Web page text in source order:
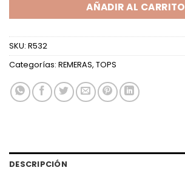
AÑADIR AL CARRITO
SKU: R532
Categorías: REMERAS, TOPS
DESCRIPCIÓN